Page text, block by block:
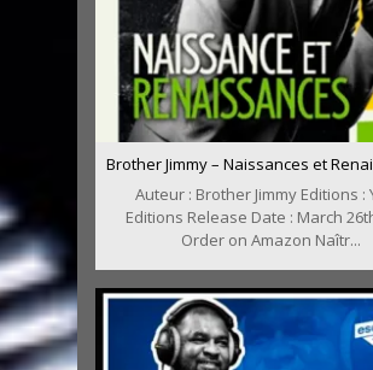
Brother Jimmy – Naissances et
Auteur : Brother Jimmy Editions :
Editions Release Date : March
Order on Amazon Naîtr...